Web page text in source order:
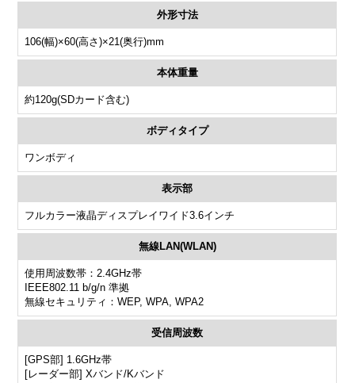
外形寸法
106(幅)×60(高さ)×21(奥行)mm
本体重量
約120g(SDカード含む)
ボディタイプ
ワンボディ
表示部
フルカラー液晶ディスプレイワイド3.6インチ
無線LAN(WLAN)
使用周波数帯：2.4GHz帯
IEEE802.11 b/g/n 準拠
無線セキュリティ：WEP, WPA, WPA2
受信周波数
[GPS部] 1.6GHz帯
[レーダー部] Xバンド/Kバンド